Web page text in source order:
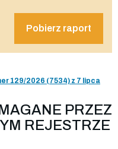
Pobierz raport
129/2026 (7534) z 7 lipca
PRZEZ
REJESTRZE